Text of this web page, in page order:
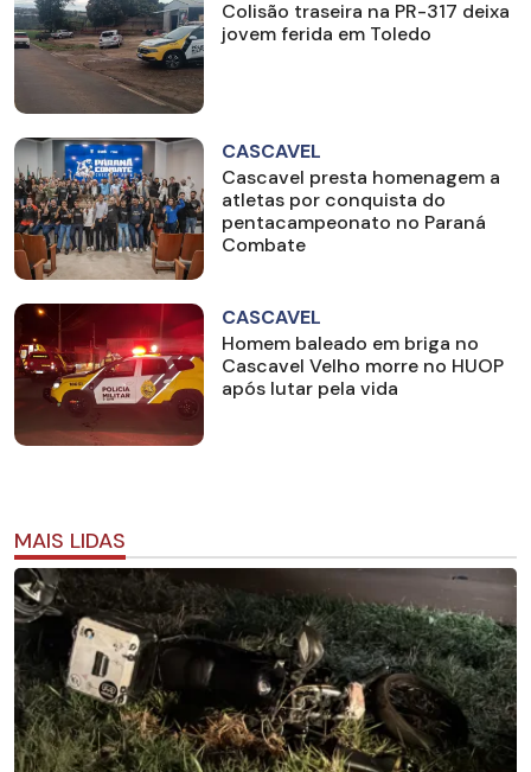
Colisão traseira na PR-317 deixa
jovem ferida em Toledo
CASCAVEL
Cascavel presta homenagem a
atletas por conquista do
pentacampeonato no Paraná
Combate
CASCAVEL
Homem baleado em briga no
Cascavel Velho morre no HUOP
após lutar pela vida
MAIS LIDAS